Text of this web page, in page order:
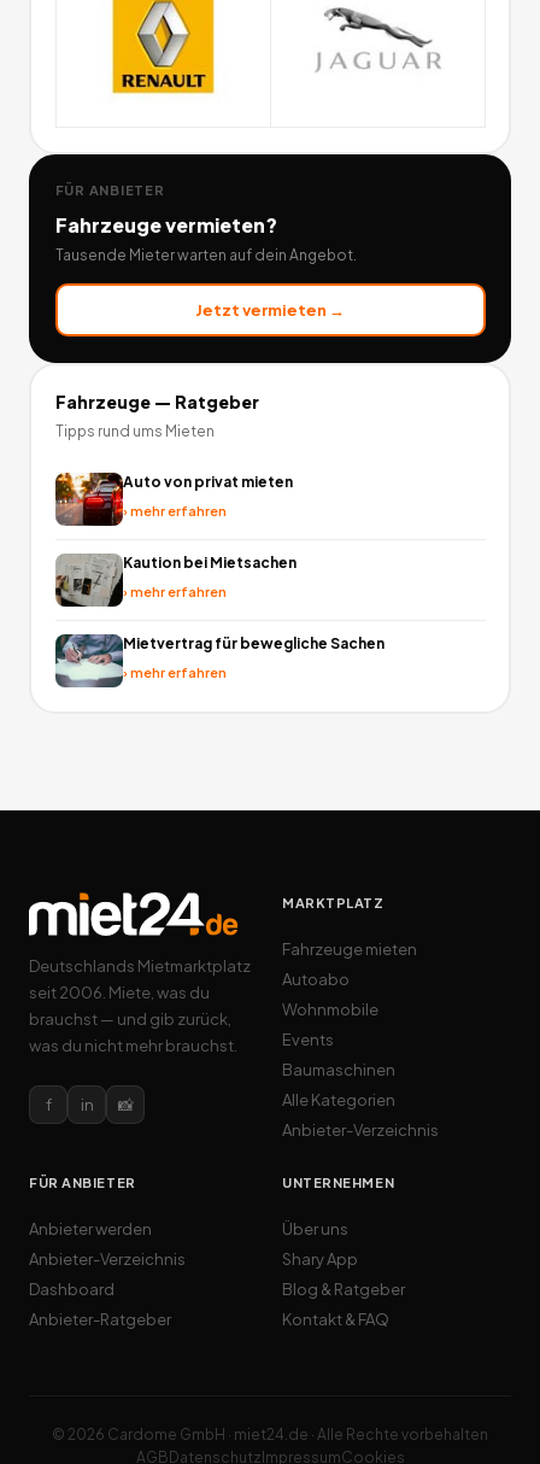
FÜR ANBIETER
Fahrzeugevermieten?
Tausende Mieter warten auf dein Angebot.
Jetzt vermieten →
Fahrzeuge— Ratgeber
Tipps rund ums Mieten
Auto von privat mieten
›mehr erfahren
Kaution bei Mietsachen
›mehr erfahren
Mietvertrag für bewegliche Sachen
›mehr erfahren
Deutschlands Mietmarktplatz
seit 2006. Miete, was du
brauchst — und gib zurück,
was du nicht mehr brauchst.
f in 📸
MARKTPLATZ
Fahrzeuge mieten
Autoabo
Wohnmobile
Events
Baumaschinen
Alle Kategorien
Anbieter-Verzeichnis
FÜR ANBIETER
Anbieter werden
Anbieter-Verzeichnis
Dashboard
Anbieter-Ratgeber
UNTERNEHMEN
Über uns
Shary App
Blog & Ratgeber
Kontakt & FAQ
© 2026 Cardome GmbH · miet24.de · Alle Rechte vorbehalten
AGBDatenschutzImpressumCookies